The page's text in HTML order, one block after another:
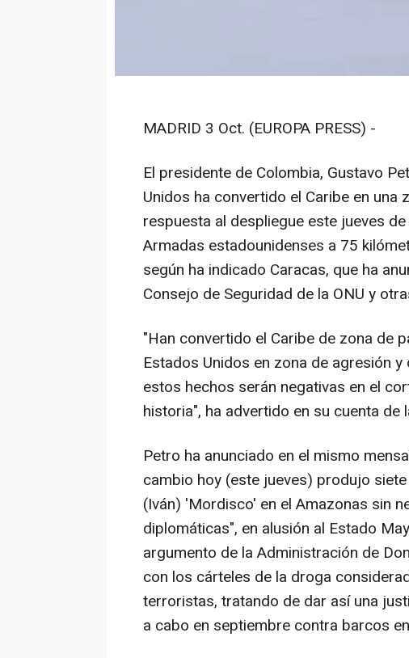
MADRID 3 Oct. (EUROPA PRESS) -
El presidente de Colombia, Gustavo
Unidos ha convertido el Caribe en una
respuesta al despliegue este jueves
Armadas estadounidenses a 75
según ha indicado Caracas, que ha
Consejo de Seguridad de la ONU y
"Han convertido el Caribe de zona de
Estados Unidos en zona de agresión
estos hechos serán negativas en el
historia", ha advertido en su cuenta de
Petro ha anunciado en el mismo
cambio hoy (este jueves) produjo
(Iván) 'Mordisco' en el Amazonas sin
diplomáticas", en alusión al Estado
argumento de la Administración de
con los cárteles de la droga
terroristas, tratando de dar así una
a cabo en septiembre contra barcos